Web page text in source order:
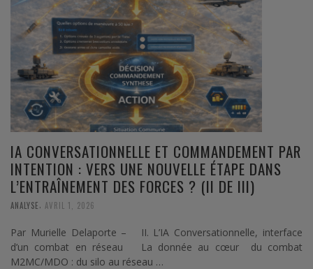
IA CONVERSATIONNELLE ET COMMANDEMENT PAR
INTENTION : VERS UNE NOUVELLE ÉTAPE DANS
L’ENTRAÎNEMENT DES FORCES ? (II DE III)
ANALYSE AVRIL 1, 2026
Par Murielle Delaporte – II. L’IA Conversationnelle, interface
d’un combat en réseau La donnée au cœur du combat
M2MC/MDO : du silo au réseau …